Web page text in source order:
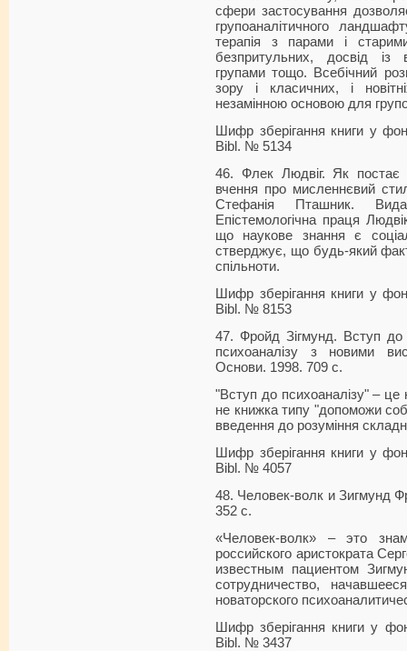
сфери застосування
групоаналітичного
терапія з парами і
безпритульних, досвід із
групами тощо. Всебічний
зору і класичних, і
незамінною основою для
Шифр зберігання книги у
Bibl. № 5134
46. Флек Людвіг. Як постає
вчення про мисленнєвий
Стефанія Пташник.
Епістемологічна праця
що наукове знання є
стверджує, що будь-який
спільноти.
Шифр зберігання книги у
Bibl. № 8153
47. Фройд Зігмунд. Вступ до
психоаналізу з новими
Основи. 1998. 709 с.
"Вступ до психоаналізу" – це
не книжка типу "допоможи
введення до розуміння
Шифр зберігання книги у
Bibl. № 4057
48. Человек-волк и Зигмунд
352 c.
«Человек-волк» – это
российского аристократа
известным пациентом
сотрудничество,
новаторского
Шифр зберігання книги у
Bibl. № 3437